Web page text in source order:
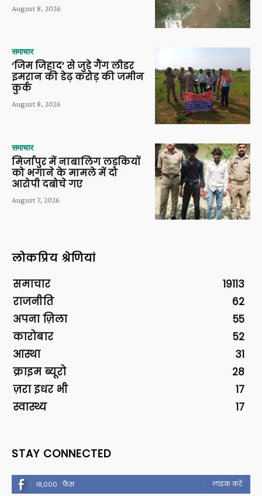
August 8, 2026
समाचार
‘जिम जिहाद’ से जुड़े गैंग लीडर
इमरान की डेढ़ करोड़ की जमीन
कुर्क
August 8, 2026
समाचार
मिर्जापुर में नाबालिग लड़कियों
को भगाने के मामले में दो
आरोपी दबोचे गए
August 7, 2026
लोकप्रिय श्रेणियां
समाचार
19113
राजनीति
62
अपना ज़िला
55
कारोबार
52
आस्था
31
क्राइम ब्यूरो
28
ज़रा इधर भी
17
स्वास्थ्य
17
STAY CONNECTED
18,000 फैंस लाइक करें